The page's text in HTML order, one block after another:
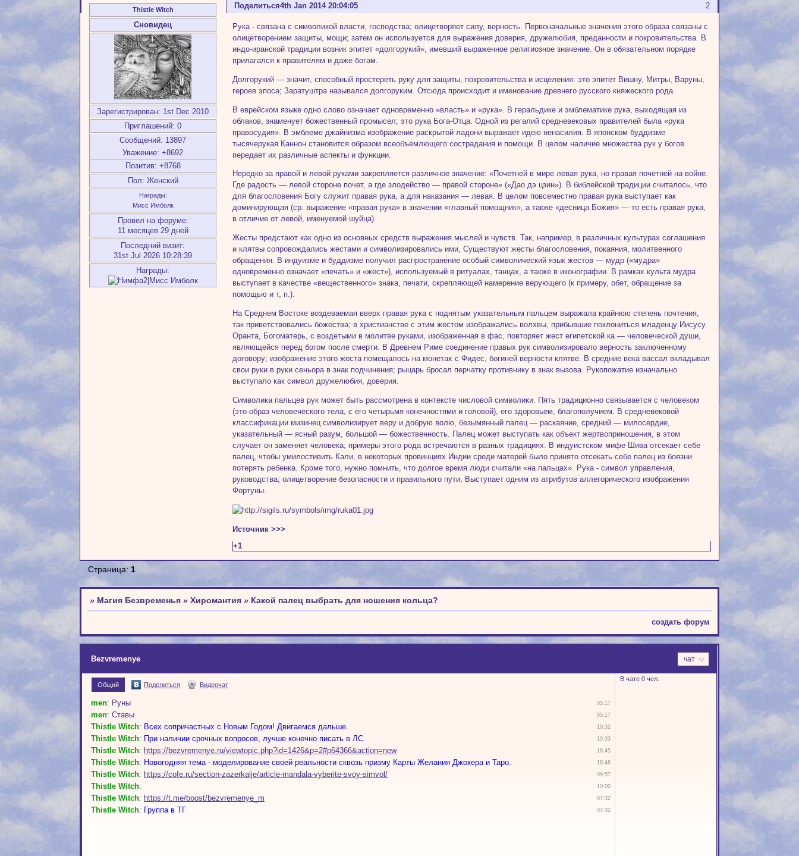
Поделиться 2
4th Jan 2014 20:04:05
Thistle Witch
Сновидец
Зарегистрирован: 1st Dec 2010
Приглашений: 0
Сообщений: 13897
Уважение: +8692
Позитив: +8768
Пол: Женский
Награды:
Мисс Имболк
Провел на форуме:
11 месяцев 29 дней
Последний визит:
31st Jul 2026 10:28:39
Награды:
Рука - связана с символикой власти, господства; олицетворяет силу, верность. Первоначальные значения этого образа связаны с
олицетворением защиты, мощи; затем он используется для выражения доверия, дружелюбия, преданности и покровительства. В
индо-иранской традиции возник эпитет «долгорукий», имевший выраженное религиозное значение. Он в обязательном порядке
прилагался к правителям и даже богам.
Долгорукий — значит, способный простереть руку для защиты, покровительства и исцеления: это эпитет Вишну, Митры, Варуны,
героев эпоса; Заратуштра назывался долгоруким. Отсюда происходит и именование древнего русского княжеского рода.
В еврейском языке одно слово означает одновременно «власть» и «рука». В геральдике и эмблематике рука, выходящая из
облаков, знаменует божественный промысел; это рука Бога-Отца. Одной из регалий средневековых правителей была «рука
правосудия». В эмблеме джайнизма изображение раскрытой ладони выражает идею ненасилия. В японском буддизме
тысячерукая Каннон становится образом всеобъемлющего сострадания и помощи. В целом наличие множества рук у богов
передает их различные аспекты и функции.
Нередко за правой и левой руками закрепляется различное значение: «Почетней в мире левая рука, но правая почетней на войне.
Где радость — левой стороне почет, а где злодейство — правой стороне» («Дао дэ цзин»). В библейской традиции считалось, что
для благословения Богу служит правая рука, а для наказания — левая. В целом повсеместно правая рука выступает как
доминирующая (ср. выражение «правая рука» в значении «главный помощник», а также «десница Божия» — то есть правая рука,
в отличие от левой, именуемой шуйца).
Жесты предстают как одно из основных средств выражения мыслей и чувств. Так, например, в различных культурах соглашения
и клятвы сопровождались жестами и символизировались ими, Существуют жесты благословения, покаяния, молитвенного
обращения. В индуизме и буддизме получил распространение особый символический язык жестов — мудр («мудра»
одновременно означает «печать» и «жест»), используемый в ритуалах, танцах, а также в иконографии. В рамках культа мудра
выступает в качестве «вещественного» знака, печати, скрепляющей намерение верующего (к примеру, обет, обращение за
помощью и т, п.).
На Среднем Востоке воздеваемая вверх правая рука с поднятым указательным пальцем выражала крайнюю степень почтения,
так приветствовались божества; в христианстве с этим жестом изображались волхвы, прибывшие поклониться младенцу Иисусу.
Оранта, Богоматерь, с воздетыми в молитве руками, изображенная в фас, повторяет жест египетской ка — человеческой души,
являющейся перед богом после смерти. В Древнем Риме соединение правых рук символизировало верность заключенному
договору; изображение этого жеста помещалось на монетах с Фидес, богиней верности клятве. В средние века вассал вкладывал
свои руки в руки сеньора в знак подчинения; рыцарь бросал перчатку противнику в знак вызова. Рукопожатие изначально
выступало как символ дружелюбия, доверия.
Символика пальцев рук может быть рассмотрена в контексте числовой символики. Пять традиционно связывается с человеком
(это образ человеческого тела, с его четырьмя конечностями и головой), его здоровьем, благополучием. В средневековой
классификации мизинец символизирует веру и добрую волю, безымянный палец — раскаяние, средний — милосердие,
указательный — ясный разум, большой — божественность. Палец может выступать как объект жертвоприношения, в этом
случает он заменяет человека; примеры этого рода встречаются в разных традициях. В индуистском мифе Шива отсекает себе
палец, чтобы умилостивить Кали, в некоторых провинциях Индии среди матерей было принято отсекать себе палец из боязни
потерять ребенка. Кроме того, нужно помнить, что долгое время люди считали «на пальцах». Рука - символ управления,
руководства; олицетворение безопасности и правильного пути, Выступает одним из атрибутов аллегорического изображения
Фортуны.
Источник >>>
+1
Страница: 1
» Магия Безвременья »Хиромантия » Какой палец выбрать для ношения кольца?
создать форум